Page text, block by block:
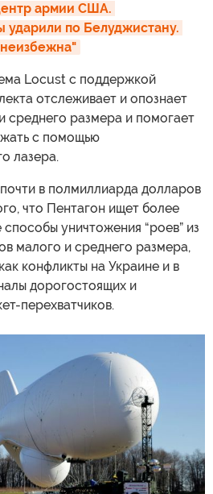
армии США.
ударили по Белуджистану.
Locust с поддержкой
отслеживает и опознает
среднего размера и помогает
с помощью
лазера.
в полмиллиарда долларов
что Пентагон ищет более
уничтожения “роев” из
малого и среднего размера,
конфликты на Украине и в
дорогостоящих и
перехватчиков.